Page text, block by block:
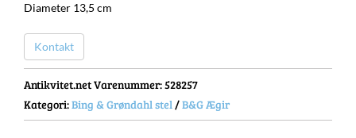
Diameter 13,5 cm
Kontakt
Antikvitet.net Varenummer: 528257
Kategori:Bing & Grøndahl stel /B&G Ægir